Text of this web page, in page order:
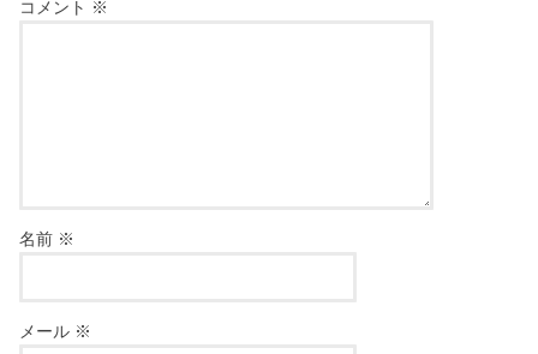
コメント ※
名前 ※
メール ※